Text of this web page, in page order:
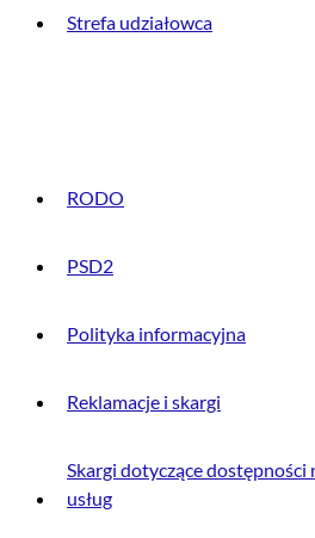
Strefa udziałowca
RODO
PSD2
Polityka informacyjna
Reklamacje i skargi
Skargi dotyczące
usług